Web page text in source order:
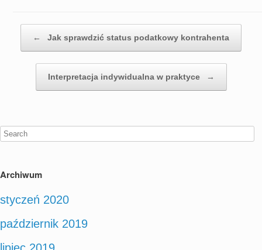
Post navigation
← Jak sprawdzić status podatkowy kontrahenta
Interpretacja indywidualna w praktyce →
Archiwum
styczeń 2020
październik 2019